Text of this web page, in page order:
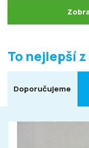
To nejlepší
Doporučujeme